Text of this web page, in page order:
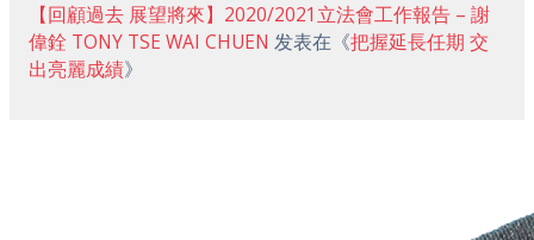
【回顧過去 展望將來】2020/2021立法會工作報告 – 謝
偉銓 TONY TSE WAI CHUEN 发表在《把握延長任期 交
出亮麗成績》